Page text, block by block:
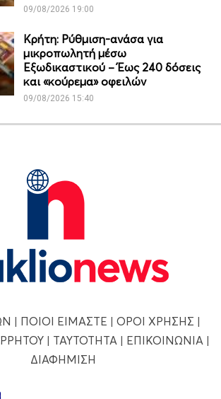
09/08/2026 19:00
Κρήτη: Ρύθμιση-ανάσα για
μικροπωλητή μέσω
Εξωδικαστικού – Έως 240 δόσεις
και «κούρεμα» οφειλών
09/08/2026 15:40
| ΠΟΙΟΙ ΕΙΜΑΣΤΕ | ΟΡΟΙ ΧΡΗΣΗΣ |
| ΤΑΥΤΟΤΗΤΑ | ΕΠΙΚΟΙΝΩΝΙΑ |
ΔΙΑΦΗΜΙΣΗ